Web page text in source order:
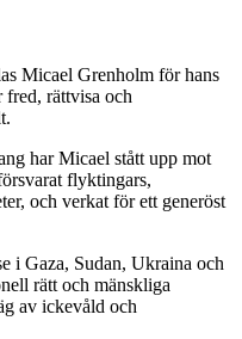
Micael Grenholm för hans
fred, rättvisa och
har Micael stått upp mot
flyktingars,
och verkat för ett generöst
i Gaza, Sudan, Ukraina och
rätt och mänskliga
av ickevåld och